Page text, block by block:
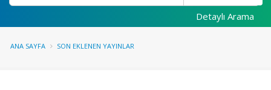
Detaylı Arama
ANA SAYFA SON EKLENEN YAYINLAR